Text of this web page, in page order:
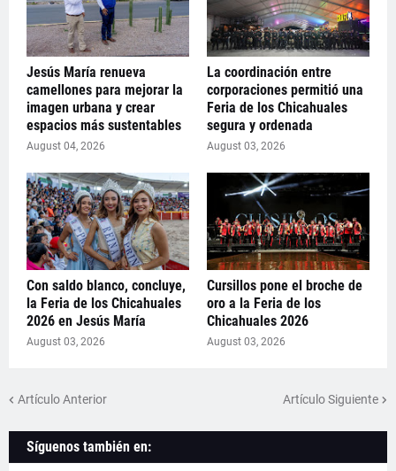
Jesús María renueva
camellones para mejorar la
imagen urbana y crear
espacios más sustentables
August 04, 2026
La coordinación entre
corporaciones permitió una
Feria de los Chicahuales
segura y ordenada
August 03, 2026
Con saldo blanco, concluye,
la Feria de los Chicahuales
2026 en Jesús María
August 03, 2026
Cursillos pone el broche de
oro a la Feria de los
Chicahuales 2026
August 03, 2026
Artículo Anterior Artículo Siguiente
Síguenos también en: